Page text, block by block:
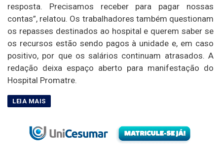
resposta. Precisamos receber para pagar nossas
contas”, relatou. Os trabalhadores também questionam
os repasses destinados ao hospital e querem saber se
os recursos estão sendo pagos à unidade e, em caso
positivo, por que os salários continuam atrasados. A
redação deixa espaço aberto para manifestação do
Hospital Promatre.